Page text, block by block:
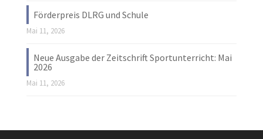
Förderpreis DLRG und Schule
Mai 11, 2026
Neue Ausgabe der Zeitschrift Sportunterricht: Mai
2026
Mai 11, 2026